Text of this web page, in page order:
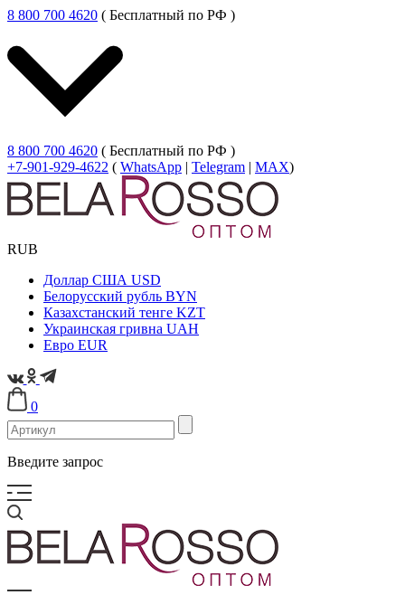
8 800 700 4620 ( Бесплатный по РФ )
8 800 700 4620 ( Бесплатный по РФ )
+7-901-929-4622 ( WhatsApp | Telegram | MAX)
RUB
Доллар США USD
Белорусский рубль BYN
Казахстанский тенге KZT
Украинская гривна UAH
Евро EUR
0
Введите запрос